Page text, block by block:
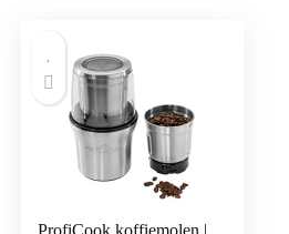
ProfiCook koffiemolen |